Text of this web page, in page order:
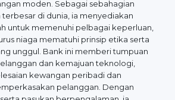
moden. Sebagai sebahagian
di dunia, ia menyediakan
untuk memenuhi pelbagai keperluan,
niaga mematuhi prinsip etika serta
unggul. Bank ini memberi tumpuan
dan kemajuan teknologi,
kewangan peribadi dan
pelanggan. Dengan